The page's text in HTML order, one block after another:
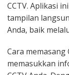
CCTV. Aplikasi
tampilan
Anda, baik
Cara
memasukkan